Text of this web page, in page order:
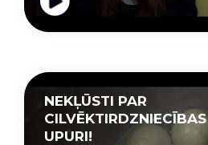
NEKĻŪSTI PAR
CILVĒKTIRDZNIECĪBAS
UPURI!